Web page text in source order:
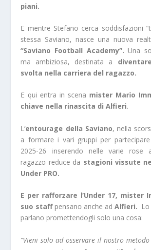
piani.
E mentre Stefano cerca soddisfazioni
stessa Saviano, nasce una nuova
“Saviano Football Academy”. Una
ma ambiziosa, destinata a
svolta nella carriera del ragazzo.
E qui entra in scena mister Mario
chiave nella rinascita di Alfieri.
L’entourage della Saviano, nella
a formare i vari gruppi per
2025-26 inserendo nelle varie rose
ragazzo reduce da stagioni vissute
Under PRO.
E per rafforzare l’Under 17, mister
suo staff pensano anche ad Alfieri.
parlano promettendogli solo una cosa:
“Vieni solo ad osservare il nostro